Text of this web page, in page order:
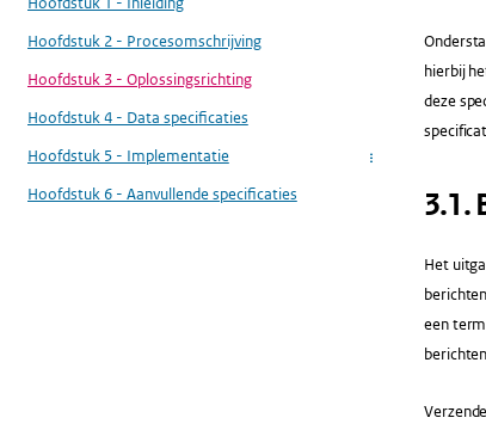
Hoofdstuk 2 - Procesomschrijving
Hoofdstuk 3 - Oplossingsrichting
Hoofdstuk 4 - Data specificaties
Hoofdstuk 5 - Implementatie
...
Hoofdstuk 6 - Aanvullende specificaties
hierbij
deze
​3.1​.
Het
een